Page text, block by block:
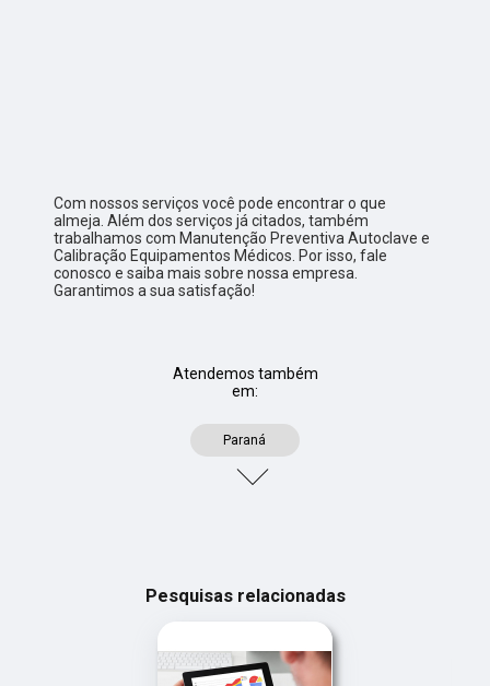
Com nossos serviços você pode encontrar o que
almeja. Além dos serviços já citados, também
trabalhamos com Manutenção Preventiva Autoclave e
Calibração Equipamentos Médicos. Por isso, fale
conosco e saiba mais sobre nossa empresa.
Garantimos a sua satisfação!
Atendemos também
em:
Paraná
Pesquisas relacionadas